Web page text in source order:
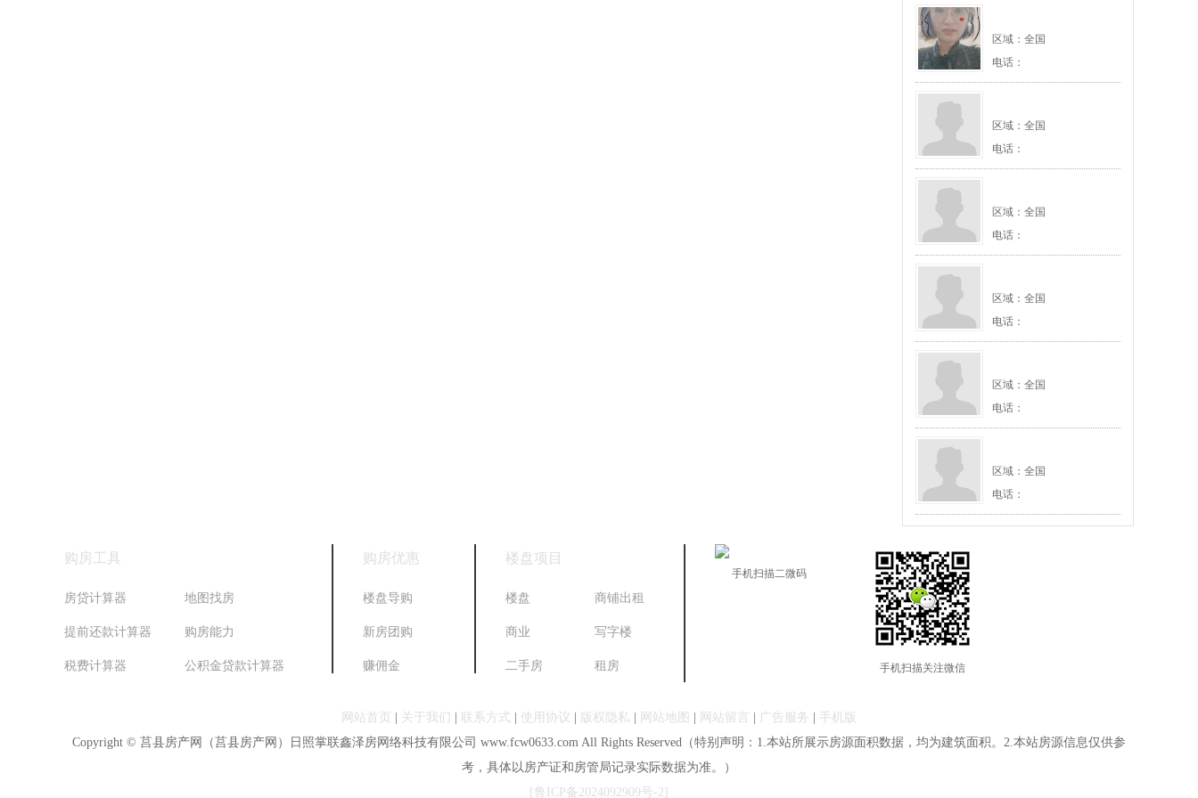
区域：全国
电话：
区域：全国
电话：
区域：全国
电话：
区域：全国
电话：
区域：全国
电话：
区域：全国
电话：
购房工具
房贷计算器 地图找房
提前还款计算器 购房能力
税费计算器 公积金贷款计算器
购房优惠
楼盘导购
新房团购
赚佣金
楼盘项目
楼盘 商铺出租
商业 写字楼
二手房 租房
手机扫描二微码
手机扫描关注微信
网站首页 关于我们 联系方式 使用协议 版权隐私 网站地图 网站留言 广告服务
手机版
Copyright © 莒县房产网（莒县房产网）日照掌联鑫泽房网络科技有限公司 www.fcw0633.com All Rights Reserved（特别声明：1.本站所展示房源面积数据，均为建筑面积。2.本站房源信息仅供参
考，具体以房产证和房管局记录实际数据为准。）
[鲁ICP备2024092909号-2]